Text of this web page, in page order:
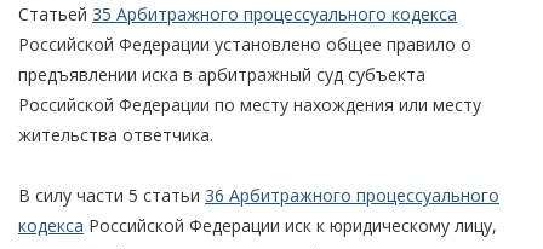
Статьей 35 Арбитражного процессуального кодекса
Российской Федерации установлено общее правило о
предъявлении иска в арбитражный суд субъекта
Российской Федерации по месту нахождения или месту
жительства ответчика.
В силу части 5 статьи 36 Арбитражного процессуального
кодекса Российской Федерации иск к юридическому лицу,